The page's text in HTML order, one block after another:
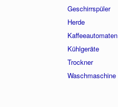
Geschirrspüler
Herde
Kaffeeautomaten
Kühlgeräte
Trockner
Waschmaschine